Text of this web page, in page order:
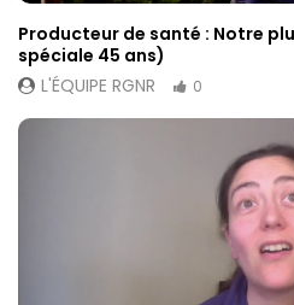
Producteur de santé : Notre
spéciale 45 ans)
L'ÉQUIPE RGNR
0